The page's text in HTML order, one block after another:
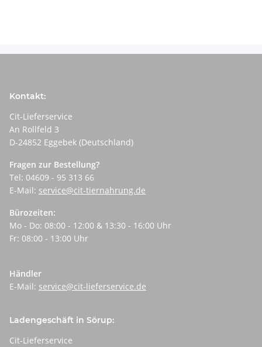
Kontakt:
Cit-Lieferservice
An Rollfeld 3
D-24852 Eggebek (Deutschland)
Fragen zur Bestellung?
Tel: 04609 - 95 313 66
E-Mail: service@cit-tiernahrung.de
Bürozeiten:
Mo - Do: 08:00 - 12:00 & 13:30 - 16:00 Uhr
Fr: 08:00 - 13:00 Uhr
Händler
E-Mail: service@cit-lieferservice.de
Ladengeschäft in Sörup:
Cit-Lieferservice